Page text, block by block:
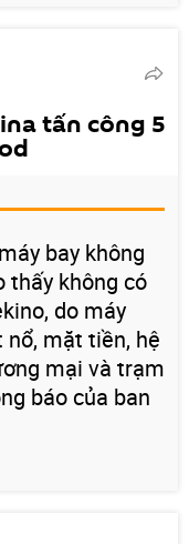
tấn công 5
bay không
thấy không có
do máy
nổ, mặt tiền, hệ
mại và trạm
báo của ban